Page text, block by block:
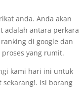
anda. Anda akan
adalah antara perkara
di google dan
yang rumit.
kami hari ini untuk
Isi borang